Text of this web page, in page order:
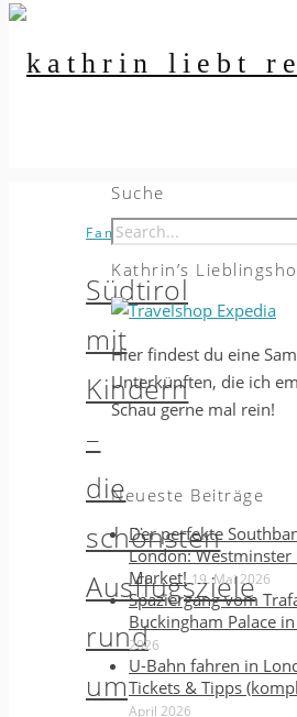
Familienurlaub
Südtirol
mit
Kindern
–
die
schönsten
Ausflugsziele
rund
um
Suche
Kathrin’s
Hier findest du eine
Unterkünften, die ich
Schau gerne mal rein!
Neueste Beiträge
Der perfekte
London: Westminster
Market! 19. Mai 2026
Spaziergang vom
Buckingham Palace
2026
U-Bahn fahren in
Tickets & Tipps
April 2026